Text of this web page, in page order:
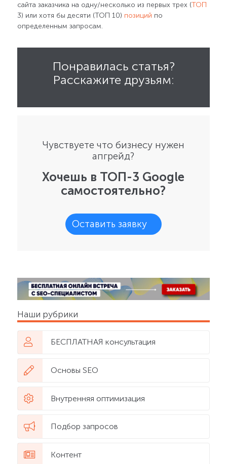
сайта заказчика на одну/несколько из первых трех (ТОП
3) или хотя бы десяти (ТОП 10) позиций по
определенным запросам.
Понравилась статья?
Расскажите друзьям:
Чувствуете что бизнесу нужен
апгрейд?
Хочешь в ТОП-3 Google
самостоятельно?
Оставить заявку
Наши рубрики
БЕСПЛАТНАЯ консультация
Основы SEO
Внутренняя оптимизация
Подбор запросов
Контент